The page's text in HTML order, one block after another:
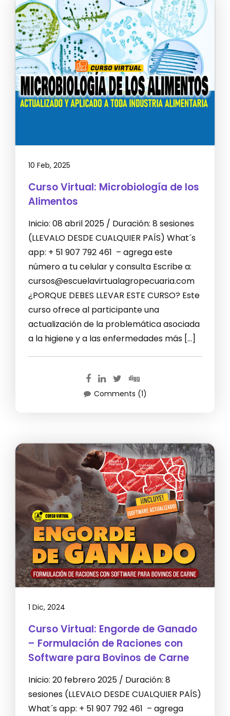
10 Feb, 2025
Curso Virtual: Microbiología de los
Alimentos
Inicio: 08 abril 2025 / Duración: 8 sesiones
(LLEVALO DESDE CUALQUIER PAÍS) What´s
app: + 51 907 792 461 – agrega este
número a tu celular y consulta Escribe a:
cursos@escuelavirtualagropecuaria.com
¿PORQUE DEBES LLEVAR ESTE CURSO? Este
curso ofrece al participante una
actualización de la problemática asociada
a la higiene y a las enfermedades más […]
Comments (1)
1 Dic, 2024
Curso Virtual: Engorde de Ganado
– Formulación de Raciones con
Software para Bovinos de Carne
Inicio: 20 febrero 2025 / Duración: 8
sesiones (LLEVALO DESDE CUALQUIER PAÍS)
What´s app: + 51 907 792 461 – agrega